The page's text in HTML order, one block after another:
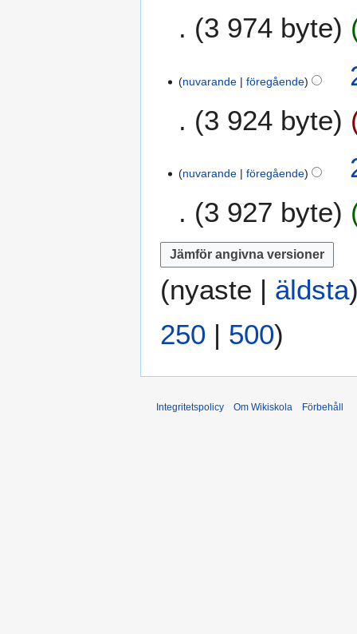
3 974 byte
nuvarande föregående
3 924 byte
nuvarande föregående
3 927 byte
(nyaste | äldsta
250 | 500)
Integritetspolicy Om Wikiskola Förbehåll